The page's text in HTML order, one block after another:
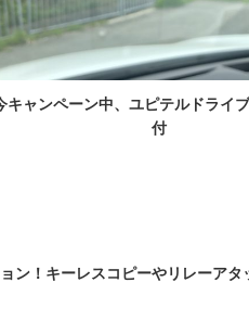
キャンペーン中、ユピテルドライ
付
ン！ キーレスコピーやリレーアタ